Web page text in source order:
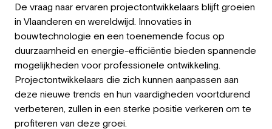
De vraag naar ervaren projectontwikkelaars blijft groeien
in Vlaanderen en wereldwijd. Innovaties in
bouwtechnologie en een toenemende focus op
duurzaamheid en energie-efficiëntie bieden spannende
mogelijkheden voor professionele ontwikkeling.
Projectontwikkelaars die zich kunnen aanpassen aan
deze nieuwe trends en hun vaardigheden voortdurend
verbeteren, zullen in een sterke positie verkeren om te
profiteren van deze groei.